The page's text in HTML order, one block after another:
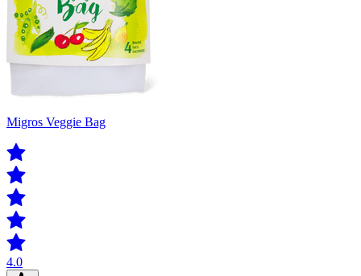
Migros Veggie Bag
4.0